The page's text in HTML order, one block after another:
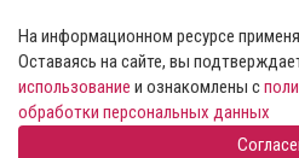
На информационном ресурсе
Оставаясь на сайте, вы
использование и ознакомлены с
обработки персональных данных